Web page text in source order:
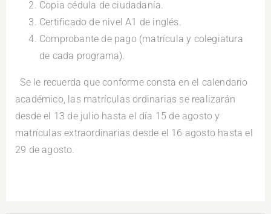
Copia cédula de ciudadanía.
Certificado de nivel A1 de inglés.
Comprobante de pago (matrícula y colegiatura
de cada programa).
Se le recuerda que conforme consta en el calendario
académico, las matrículas ordinarias se realizarán
desde el 13 de julio hasta el día 15 de agosto y
matrículas extraordinarias desde el 16 agosto hasta el
29 de agosto.